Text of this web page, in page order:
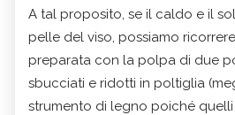
A tal proposito, se il caldo e il
pelle del viso, possiamo
preparata con la polpa di due
sbucciati e ridotti in poltiglia
strumento di legno poiché